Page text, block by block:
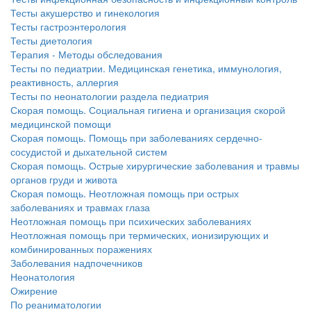
Тесты акушерство и гинекология
Тесты гастроэнтерология
Тесты диетология
Терапия - Методы обследования
Тесты по педиатрии. Медицинская генетика, иммунология,
реактивность, аллергия
Тесты по неонатологии раздела педиатрия
Скорая помощь. Социальная гигиена и организация скорой
медицинской помощи
Скорая помощь. Помощь при заболеваниях сердечно-
сосудистой и дыхательной систем
Скорая помощь. Острые хирургические заболевания и травмы
органов груди и живота
Скорая помощь. Неотложная помощь при острых
заболеваниях и травмах глаза
Неотложная помощь при психических заболеваниях
Неотложная помощь при термических, ионизирующих и
комбинированных поражениях
Заболевания надпочечников
Неонатология
Ожирение
По реаниматологии